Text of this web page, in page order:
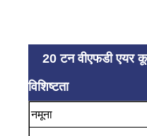
20 टन वीएफडी एयर
विशिष्टता
नमूना